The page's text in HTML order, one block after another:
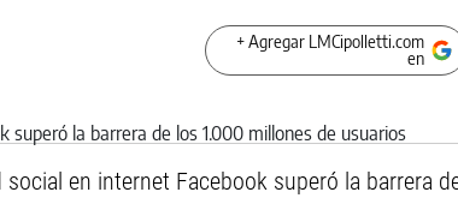
+ Agregar LMCipolletti.com
en
social en internet Facebook superó la barrera